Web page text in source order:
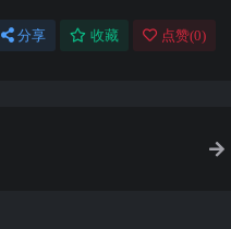
分享 收藏 点赞(0)